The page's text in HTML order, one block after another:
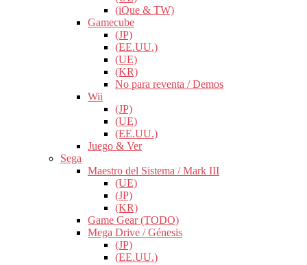
(iQue & TW)
Gamecube
(JP)
(EE.UU.)
(UE)
(KR)
No para reventa / Demos
Wii
(JP)
(UE)
(EE.UU.)
Juego & Ver
Sega
Maestro del Sistema / Mark III
(UE)
(JP)
(KR)
Game Gear (TODO)
Mega Drive / Génesis
(JP)
(EE.UU.)